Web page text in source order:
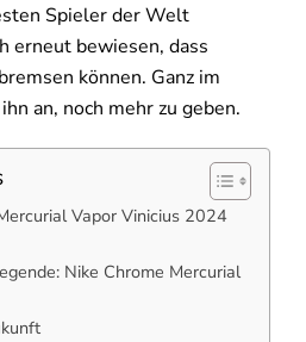
Spieler der Welt
erneut bewiesen, dass
können. Ganz im
an, noch mehr zu geben.
Vapor Vinicius 2024
Nike Chrome Mercurial